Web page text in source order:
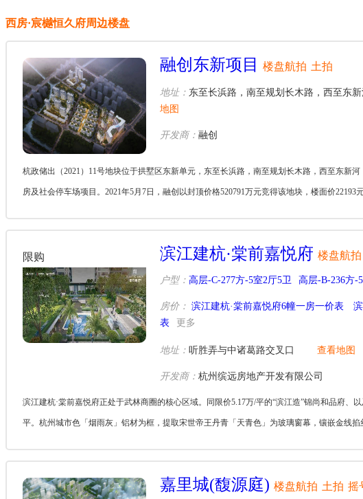
西房·宸樾恒久府周边楼盘
融创东新项目 楼盘航拍 土拍
地址： 东至长浜路，南至规划长木路，西至东新
地图
开发商： 融创
杭政储出（2021）11号地块位于拱墅区东新单元，东至长浜路，南至规划长木路，西至东新
房及社会停车场项目。2021年5月7日，融创以封顶价格520791万元竞得该地块，楼面价
限购 滨江建杭·棠前嘉悦府 楼盘航拍
户型： 高层-C-277方-5室2厅5卫 高层-B-236方-
房价： 滨江建杭·棠前嘉悦府6幢一房一价表
表
更多
地址： 听胜弄与中诸葛路交叉口 查看地图
开发商： 杭州缤远房地产开发有限公司
滨江建杭·棠前嘉悦府正处于武林商圈的核心区域。同限价5.17万/平的“滨江造”锦尚和品府、
平。杭州城市色「烟雨灰」铝材为框，提取宋世帝王丹青「天青色」为玻璃窗幕，镶嵌金线
嘉里城(馥源庭) 楼盘航拍 土拍 摇